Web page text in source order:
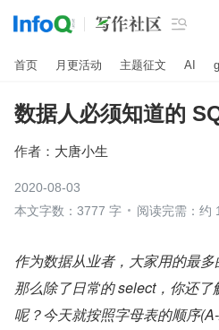

首页 月更活动 主题征文 AI
数据人必须知道的
作者： 大唐小生
2020-08-03
本文字数：3777 字
阅读完需：约
作为数据从业者，大家用的最多
那么除了日常的 select，你还
呢？今天就按照字母表的顺序